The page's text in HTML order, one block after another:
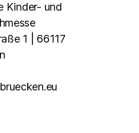
Kinder- und
1 | 66117